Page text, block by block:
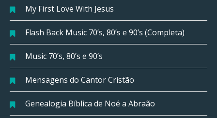
My First Love With Jesus
Flash Back Music 70’s, 80’s e 90’s (Completa)
Music 70’s, 80’s e 90’s
Mensagens do Cantor Cristão
Genealogia Bíblica de Noé a Abraão